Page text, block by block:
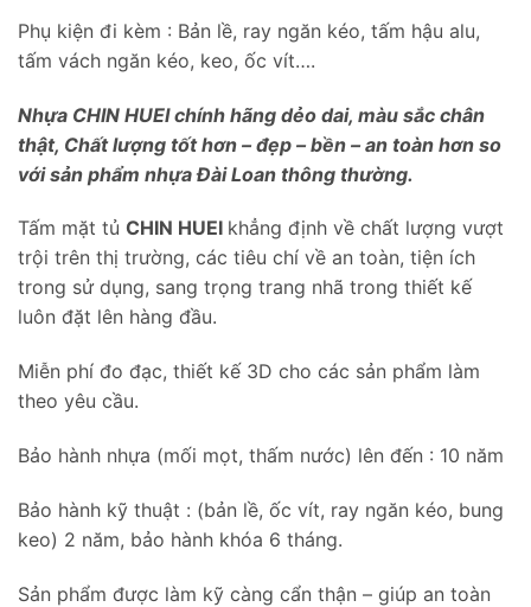
Phụ kiện đi kèm : Bản lề, ray ngăn kéo, tấm hậu alu,
tấm vách ngăn kéo, keo, ốc vít….
Nhựa CHIN HUEI chính hãng dẻo dai, màu sắc chân
thật, Chất lượng tốt hơn – đẹp – bền – an toàn hơn so
với sản phẩm nhựa Đài Loan thông thường.
Tấm mặt tủ CHIN HUEI khẳng định về chất lượng vượt
trội trên thị trường, các tiêu chí về an toàn, tiện ích
trong sử dụng, sang trọng trang nhã trong thiết kế
luôn đặt lên hàng đầu.
Miễn phí đo đạc, thiết kế 3D cho các sản phẩm làm
theo yêu cầu.
Bảo hành nhựa (mối mọt, thấm nước) lên đến : 10 năm
Bảo hành kỹ thuật : (bản lề, ốc vít, ray ngăn kéo, bung
keo) 2 năm, bảo hành khóa 6 tháng.
Sản phẩm được làm kỹ càng cẩn thận – giúp an toàn